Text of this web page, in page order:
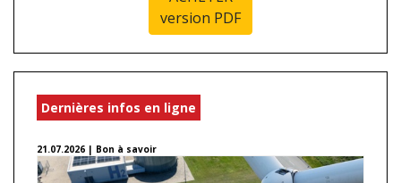
version PDF
Dernières infos en ligne
21.07.2026 | Bon à savoir